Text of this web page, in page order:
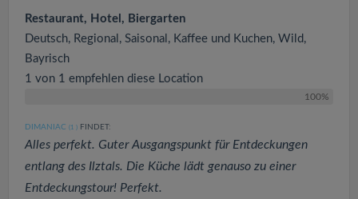
Restaurant, Hotel, Biergarten
Deutsch, Regional, Saisonal, Kaffee und Kuchen, Wild,
Bayrisch
1 von 1 empfehlen diese Location
100%
DIMANIAC (1 ) FINDET:
Alles perfekt. Guter Ausgangspunkt für Entdeckungen
entlang des Ilztals. Die Küche lädt genauso zu einer
Entdeckungstour! Perfekt.